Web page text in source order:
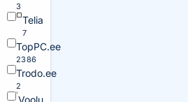
3
Telia
7
TopPC.ee
2386
Trodo.ee
2
Voolu